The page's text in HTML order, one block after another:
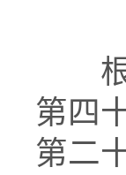
根
第四
第二